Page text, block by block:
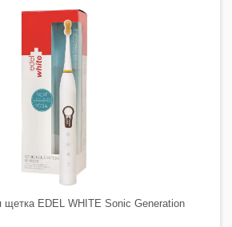
щетка EDEL WHITE Sonic Generation